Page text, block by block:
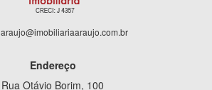
araujo@imobiliariaaraujo.com.br
Endereço
Rua Otávio Borim, 100